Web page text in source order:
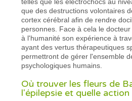
que des destructions volontaires
cortex cérébral afin de rendre
personnes. Face à cela le
à l'humanité son expérience à
ayant des vertus thérapeutiques
permettront de gérer l'ensemble
psychologiques humains.
Où trouver les fleurs de
l'épilepsie et quelle action